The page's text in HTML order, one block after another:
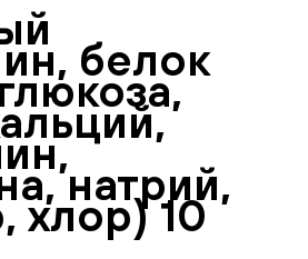
белок
натрий,
хлор) 10